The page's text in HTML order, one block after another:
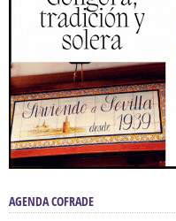
AGENDA COFRADE